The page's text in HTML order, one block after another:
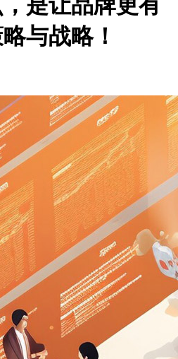
是让品牌更有
与战略！